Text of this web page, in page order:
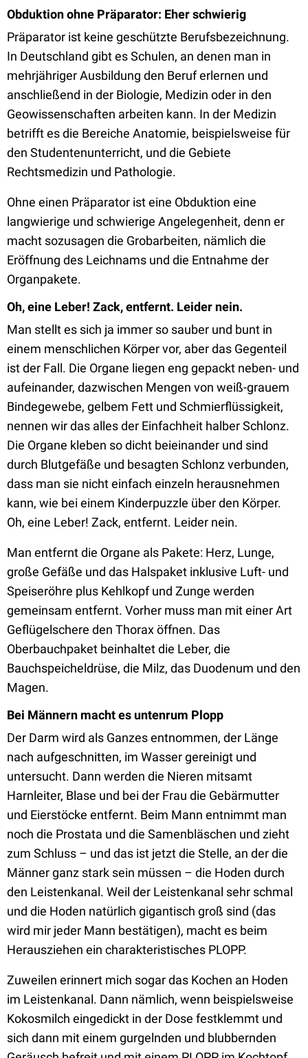
Obduktion ohne Präparator: Eher schwierig
Präparator ist keine geschützte Berufsbezeichnung.
In Deutschland gibt es Schulen, an denen man in
mehrjähriger Ausbildung den Beruf erlernen und
anschließend in der Biologie, Medizin oder in den
Geowissenschaften arbeiten kann. In der Medizin
betrifft es die Bereiche Anatomie, beispielsweise für
den Studentenunterricht, und die Gebiete
Rechtsmedizin und Pathologie.
Ohne einen Präparator ist eine Obduktion eine
langwierige und schwierige Angelegenheit, denn er
macht sozusagen die Grobarbeiten, nämlich die
Eröffnung des Leichnams und die Entnahme der
Organpakete.
Oh, eine Leber! Zack, entfernt. Leider nein.
Man stellt es sich ja immer so sauber und bunt in
einem menschlichen Körper vor, aber das Gegenteil
ist der Fall. Die Organe liegen eng gepackt neben- und
aufeinander, dazwischen Mengen von weiß-grauem
Bindegewebe, gelbem Fett und Schmierflüssigkeit,
nennen wir das alles der Einfachheit halber Schlonz.
Die Organe kleben so dicht beieinander und sind
durch Blutgefäße und besagten Schlonz verbunden,
dass man sie nicht einfach einzeln herausnehmen
kann, wie bei einem Kinderpuzzle über den Körper.
Oh, eine Leber! Zack, entfernt. Leider nein.
Man entfernt die Organe als Pakete: Herz, Lunge,
große Gefäße und das Halspaket inklusive Luft- und
Speiseröhre plus Kehlkopf und Zunge werden
gemeinsam entfernt. Vorher muss man mit einer Art
Geflügelschere den Thorax öffnen. Das
Oberbauchpaket beinhaltet die Leber, die
Bauchspeicheldrüse, die Milz, das Duodenum und den
Magen.
Bei Männern macht es untenrum Plopp
Der Darm wird als Ganzes entnommen, der Länge
nach aufgeschnitten, im Wasser gereinigt und
untersucht. Dann werden die Nieren mitsamt
Harnleiter, Blase und bei der Frau die Gebärmutter
und Eierstöcke entfernt. Beim Mann entnimmt man
noch die Prostata und die Samenbläschen und zieht
zum Schluss – und das ist jetzt die Stelle, an der die
Männer ganz stark sein müssen – die Hoden durch
den Leistenkanal. Weil der Leistenkanal sehr schmal
und die Hoden natürlich gigantisch groß sind (das
wird mir jeder Mann bestätigen), macht es beim
Herausziehen ein charakteristisches PLOPP.
Zuweilen erinnert mich sogar das Kochen an Hoden
im Leistenkanal. Dann nämlich, wenn beispielsweise
Kokosmilch eingedickt in der Dose festklemmt und
sich dann mit einem gurgelnden und blubbernden